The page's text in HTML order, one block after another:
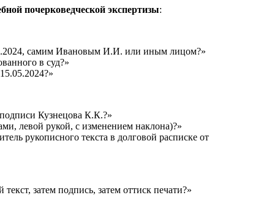
почерковедческой экспертизы:
самим Ивановым И.И. или иным лицом?»
в суд?»
Кузнецова К.К.?»
левой рукой, с изменением наклона)?»
рукописного текста в долговой расписке от
затем подпись, затем оттиск печати?»